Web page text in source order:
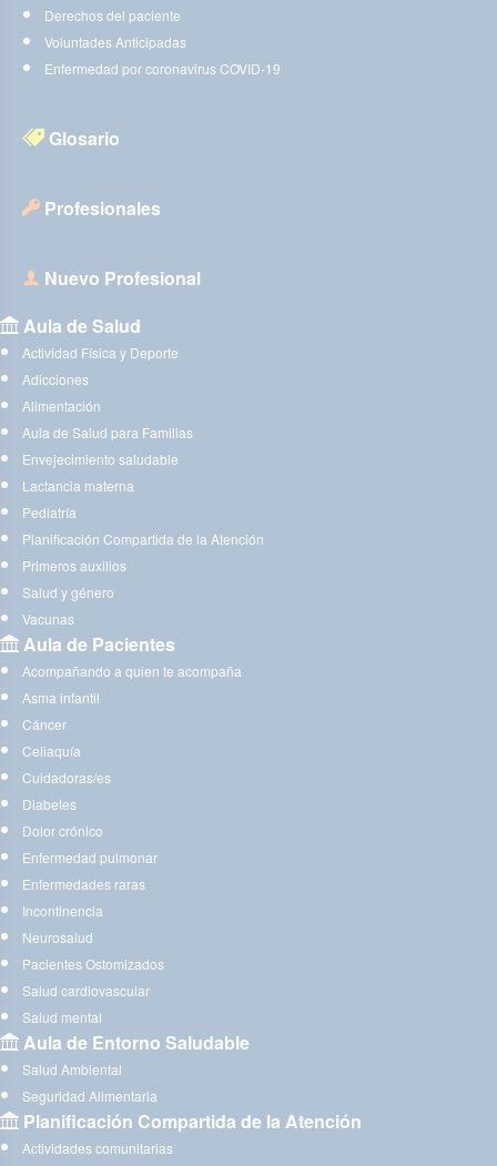
Derechos del paciente
Voluntades Anticipadas
Enfermedad por coronavirus COVID-19
Glosario
Profesionales
Nuevo Profesional
Aula de Salud
Actividad Física y Deporte
Adicciones
Alimentación
Aula de Salud para Familias
Envejecimiento saludable
Lactancia materna
Pediatría
Planificación Compartida de la Atención
Primeros auxilios
Salud y género
Vacunas
Aula de Pacientes
Acompañando a quien te acompaña
Asma infantil
Cáncer
Celiaquía
Cuidadoras/es
Diabetes
Dolor crónico
Enfermedad pulmonar
Enfermedades raras
Incontinencia
Neurosalud
Pacientes Ostomizados
Salud cardiovascular
Salud mental
Aula de Entorno Saludable
Salud Ambiental
Seguridad Alimentaria
Planificación Compartida de la Atención
Actividades comunitarias